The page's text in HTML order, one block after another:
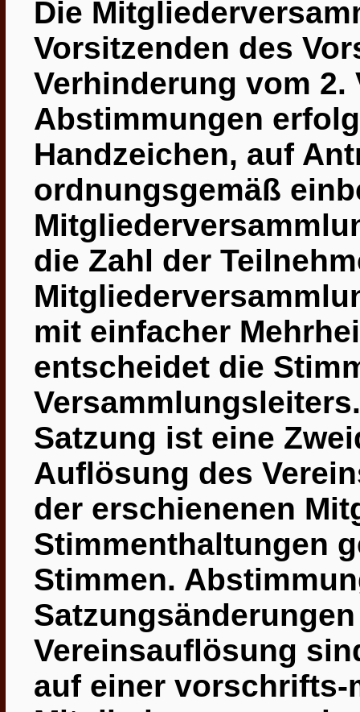
Die
Vorsitzenden des
Verhinderung vom 2.
Abstimmungen
Handzeichen, auf
ordnungsgemäß
die Zahl der
mit einfacher
entscheidet die
Satzung ist eine
Auflösung des
der erschienenen
Stimmenthaltungen
Stimmen.
Vereinsauflösung
auf einer vorschrifts-